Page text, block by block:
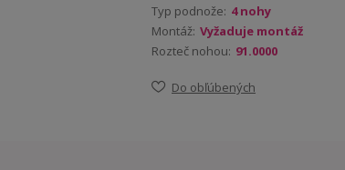
Typ podnože: 4 nohy
Montáž: Vyžaduje montáž
Rozteč nohou: 91.0000
Do obľúbených